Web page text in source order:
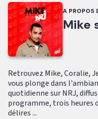
A PROPOS
Mike
Retrouvez Mike, Coralie,
vous plonge dans
quotidienne sur NRJ,
programme, trois heures
délires ...